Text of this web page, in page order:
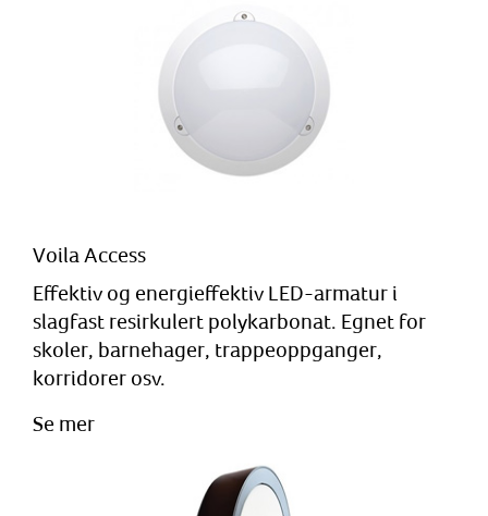
Voila Access
Effektiv og energieffektiv LED-armatur i
slagfast resirkulert polykarbonat. Egnet for
skoler, barnehager, trappeoppganger,
korridorer osv.
Se mer